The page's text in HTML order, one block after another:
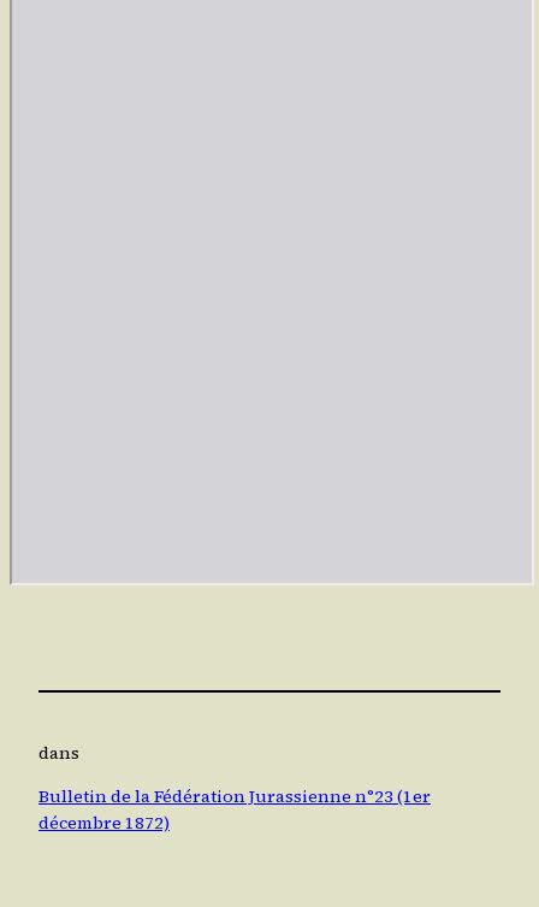
dans
Bulletin de la Fédération Jurassienne n°23 (1er
décembre 1872)